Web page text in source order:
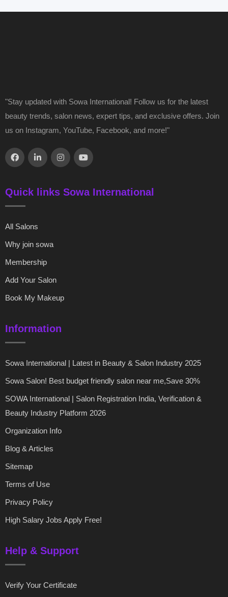
"Stay updated with Sowa International! Follow us for the latest
beauty trends, salon news, expert tips, and exclusive offers. Join
us on Instagram, YouTube, Facebook, and more!"
Quick links Sowa International
All Salons
Why join sowa
Membership
Add Your Salon
Book My Makeup
Information
Sowa International | Latest in Beauty & Salon Industry 2025
Sowa Salon! Best budget friendly salon near me,Save 30%
SOWA International | Salon Registration India, Verification &
Beauty Industry Platform 2026
Organization Info
Blog & Articles
Sitemap
Terms of Use
Privacy Policy
High Salary Jobs Apply Free!
Help & Support
Verify Your Certificate